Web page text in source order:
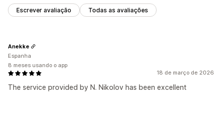
Escrever avaliação Todas as avaliações
18 de março de 2026
The service provided by N. Nikolov has been excellent
Anekke
Espanha
8 meses usando o app